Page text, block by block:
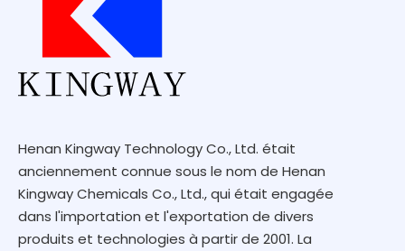
Henan Kingway Technology Co., Ltd. était
anciennement connue sous le nom de Henan
Kingway Chemicals Co., Ltd., qui était engagée
dans l'importation et l'exportation de divers
produits et technologies à partir de 2001. La